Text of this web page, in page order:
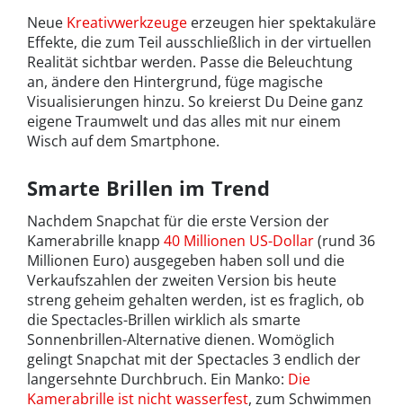
Neue Kreativwerkzeuge erzeugen hier spektakuläre
Effekte, die zum Teil ausschließlich in der virtuellen
Realität sichtbar werden. Passe die Beleuchtung
an, ändere den Hintergrund, füge magische
Visualisierungen hinzu. So kreierst Du Deine ganz
eigene Traumwelt und das alles mit nur einem
Wisch auf dem Smartphone.
Smarte Brillen im Trend
Nachdem Snapchat für die erste Version der
Kamerabrille knapp 40 Millionen US-Dollar(rund 36
Millionen Euro) ausgegeben haben soll und die
Verkaufszahlen der zweiten Version bis heute
streng geheim gehalten werden, ist es fraglich, ob
die Spectacles-Brillen wirklich als smarte
Sonnenbrillen-Alternative dienen. Womöglich
gelingt Snapchat mit der Spectacles 3 endlich der
langersehnte Durchbruch. Ein Manko: Die
Kamerabrille ist nicht wasserfest, zum Schwimmen